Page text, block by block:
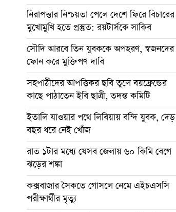
নিরাপত্তার নিশ্চয়তা পেলে দেশে ফিরে বিচারের
মুখোমুখি হতে প্রস্তুত: রয়টার্সকে সাকিব
সৌদি আরবে তিন যুবককে অপহরণ, স্বজনদের
ফোন করে মুক্তিপণ দাবি
সহপাঠীদের আপত্তিকর ছবি তুলে বয়ফ্রেন্ডের
কাছে পাঠাতেন ইবি ছাত্রী, তদন্ত কমিটি
ইতালি যাওয়ার পথে লিবিয়ায় বন্দি যুবক, দেড়
বছর ধরে নেই খোঁজ
রাত ১টার মধ্যে যেসব জেলায় ৬০ কিমি বেগে
ঝড়ের শঙ্কা
কক্সবাজার সৈকতে গোসলে নেমে এইচএসসি
পরীক্ষার্থীর মৃত্যু